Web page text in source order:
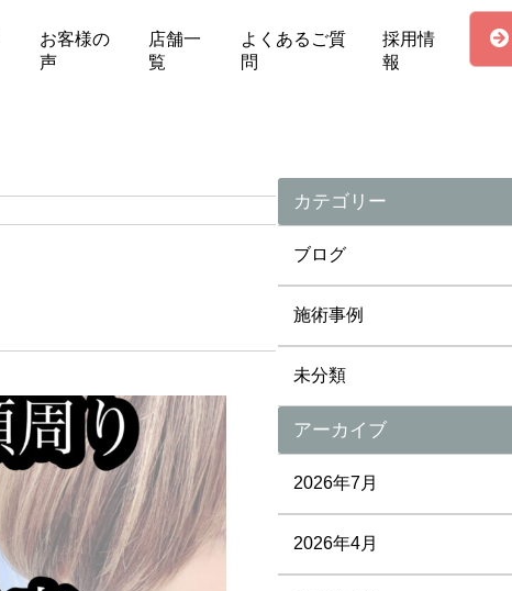
お客様の
声
店舗一
覧
よくあるご質
問
採用情
報
カテゴリー
ブログ
施術事例
未分類
アーカイブ
2026年7月
2026年4月